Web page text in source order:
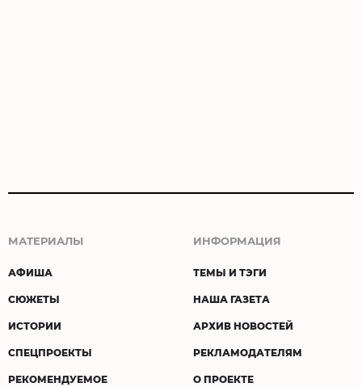
МАТЕРИАЛЫ
АФИША
СЮЖЕТЫ
ИСТОРИИ
СПЕЦПРОЕКТЫ
РЕКОМЕНДУЕМОЕ
ИНФОРМАЦИЯ
ТЕМЫ И ТЭГИ
НАША ГАЗЕТА
АРХИВ НОВОСТЕЙ
РЕКЛАМОДАТЕЛЯМ
О ПРОЕКТЕ